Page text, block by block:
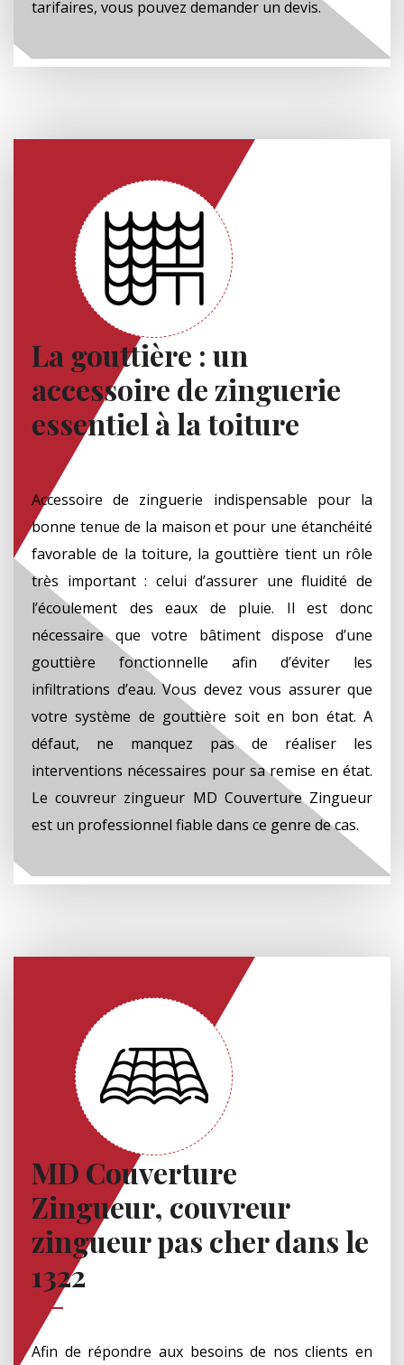
tarifaires, vous pouvez demander un devis.
La gouttière : un
accessoire de zinguerie
essentiel à la toiture
Accessoire de zinguerie indispensable pour la
bonne tenue de la maison et pour une étanchéité
favorable de la toiture, la gouttière tient un rôle
très important : celui d’assurer une fluidité de
l’écoulement des eaux de pluie. Il est donc
nécessaire que votre bâtiment dispose d’une
gouttière fonctionnelle afin d’éviter les
infiltrations d’eau. Vous devez vous assurer que
votre système de gouttière soit en bon état. A
défaut, ne manquez pas de réaliser les
interventions nécessaires pour sa remise en état.
Le couvreur zingueur MD Couverture Zingueur
est un professionnel fiable dans ce genre de cas.
MD Couverture
Zingueur, couvreur
zingueur pas cher dans le
1322
Afin de répondre aux besoins de nos clients en